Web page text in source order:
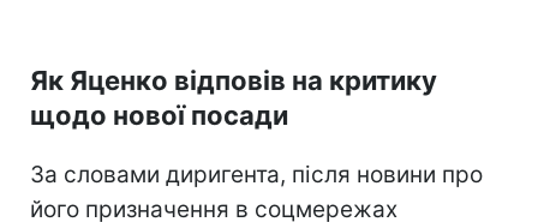
Як Яценко відповів на критику
щодо нової посади
За словами диригента, після новини про
його призначення в соцмережах